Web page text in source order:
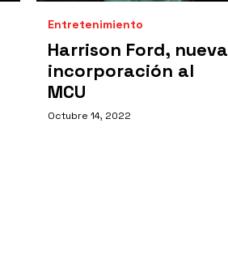
Entretenimiento
Harrison Ford, nueva
incorporación al
MCU
Octubre 14, 2022